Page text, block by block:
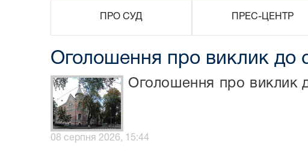
ПРО СУД ПРЕС-ЦЕНТР
Оголошення про виклик до
Оголошення про виклик
08 серпня 2026, 15:44